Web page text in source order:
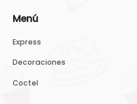
Menú
Express
Decoraciones
Coctel